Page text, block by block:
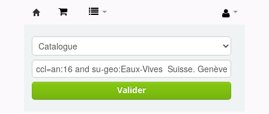
contestataires
Valider